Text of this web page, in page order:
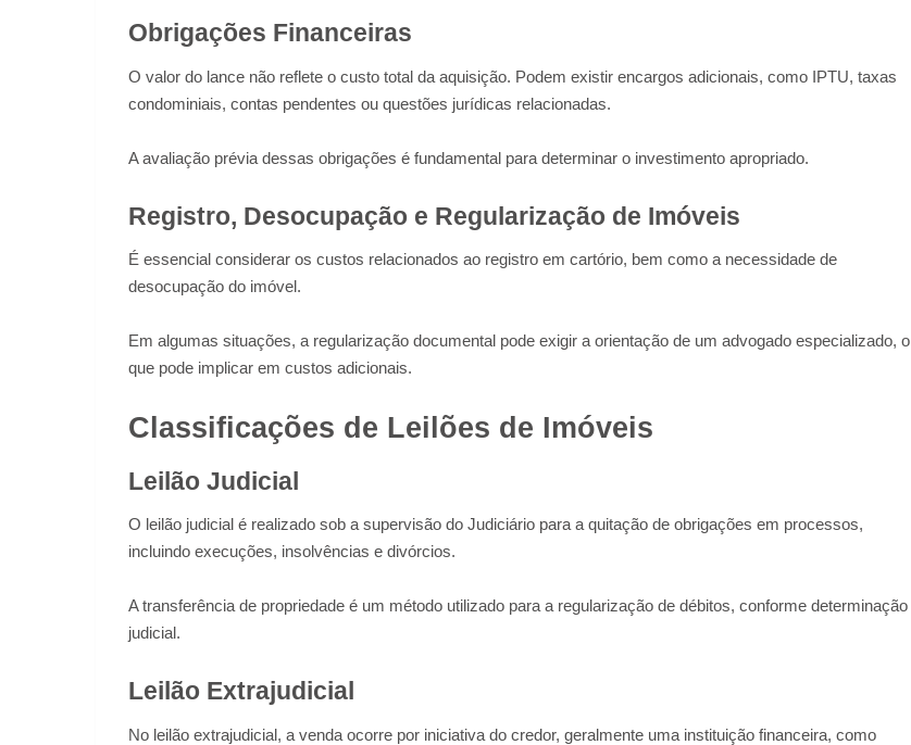
Obrigações Financeiras
O valor do lance não reflete o custo total da aquisição. Podem existir encargos adicionais, como IPTU, taxas
condominiais, contas pendentes ou questões jurídicas relacionadas.
A avaliação prévia dessas obrigações é fundamental para determinar o investimento apropriado.
Registro, Desocupação e Regularização de Imóveis
É essencial considerar os custos relacionados ao registro em cartório, bem como a necessidade de
desocupação do imóvel.
Em algumas situações, a regularização documental pode exigir a orientação de um advogado especializado, o
que pode implicar em custos adicionais.
Classificações de Leilões de Imóveis
Leilão Judicial
O leilão judicial é realizado sob a supervisão do Judiciário para a quitação de obrigações em processos,
incluindo execuções, insolvências e divórcios.
A transferência de propriedade é um método utilizado para a regularização de débitos, conforme determinação
judicial.
Leilão Extrajudicial
No leilão extrajudicial, a venda ocorre por iniciativa do credor, geralmente uma instituição financeira, como